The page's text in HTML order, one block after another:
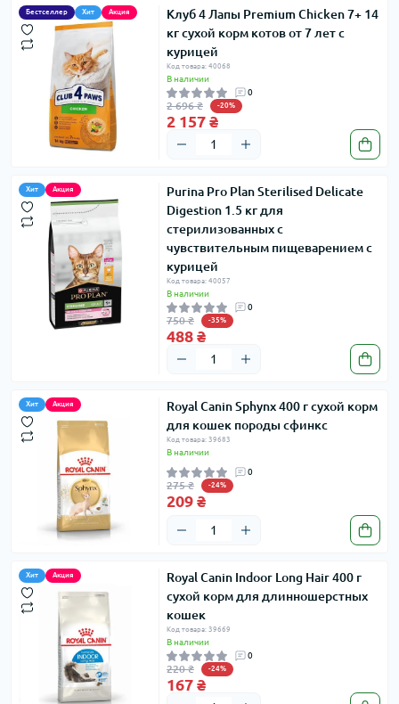
Бестселлер Хит Акция
Клуб 4 Лапы Premium Chicken 7+ 14
кг сухой корм котов от 7 лет с
курицей
Код товара: 40068
В наличии
0
2 696 ₴ -20%
2 157 ₴
Хит Акция
Purina Pro Plan Sterilised Delicate
Digestion 1.5 кг для
стерилизованных с
чувствительным пищеварением с
курицей
Код товара: 40057
В наличии
0
750 ₴ -35%
488 ₴
Хит Акция
Royal Canin Sphynx 400 г сухой корм
для кошек породы сфинкс
Код товара: 39683
В наличии
0
275 ₴ -24%
209 ₴
Хит Акция
Royal Canin Indoor Long Hair 400 г
сухой корм для длинношерстных
кошек
Код товара: 39669
В наличии
0
220 ₴ -24%
167 ₴